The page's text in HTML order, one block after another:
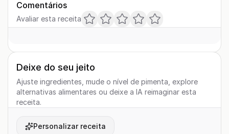
Comentários
Avaliar esta receita
Deixe do seu jeito
Ajuste ingredientes, mude o nível de pimenta, explore
alternativas alimentares ou deixe a IA reimaginar esta
receita.
Personalizar receita